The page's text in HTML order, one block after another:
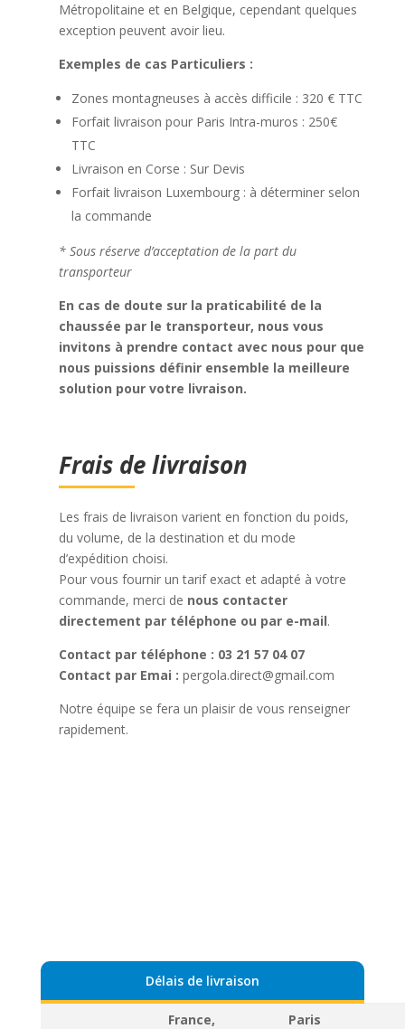
Métropolitaine et en Belgique, cependant quelques
exception peuvent avoir lieu.
Exemples de cas Particuliers :
Zones montagneuses à accès difficile : 320 € TTC
Forfait livraison pour Paris Intra-muros : 250€
TTC
Livraison en Corse : Sur Devis
Forfait livraison Luxembourg : à déterminer selon
la commande
* Sous réserve d’acceptation de la part du
transporteur
En cas de doute sur la praticabilité de la
chaussée par le transporteur, nous vous
invitons à prendre contact avec nous pour que
nous puissions définir ensemble la meilleure
solution pour votre livraison.
Frais de livraison
Les frais de livraison varient en fonction du poids,
du volume, de la destination et du mode
d’expédition choisi.
Pour vous fournir un tarif exact et adapté à votre
commande, merci de nous contacter
directement par téléphone ou par e-mail.
Contact par téléphone : 03 21 57 04 07
Contact par Emai : pergola.direct@gmail.com
Notre équipe se fera un plaisir de vous renseigner
rapidement.
Délais de livraison
France,
Paris